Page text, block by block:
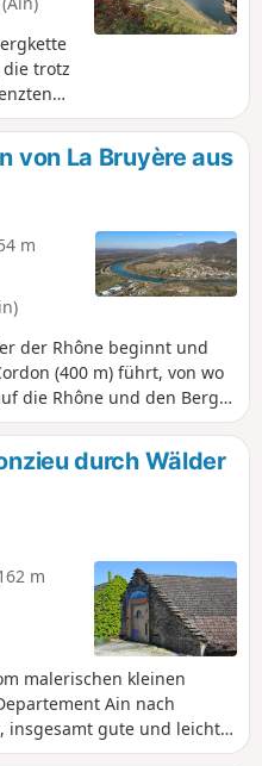
die trotz
und
Sie
die
von La Bruyère aus
m
der Rhône beginnt und
(400 m) führt, von wo
die Rhône und den Berg
kommt man an einem
und auf dem Rückweg
in prähistorischer Zeit
Femme, eine
de Liévrin.
durch Wälder
m
malerischen kleinen
Ain nach
insgesamt gute und leicht